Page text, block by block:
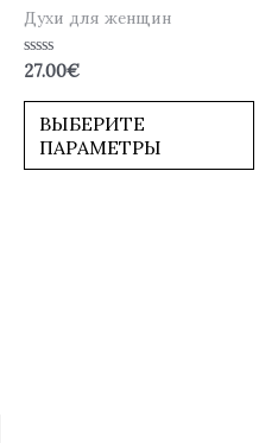
Духи для женщин
Оценка
из
27.00€
ВЫБЕРИТЕ
ПАРАМЕТРЫ